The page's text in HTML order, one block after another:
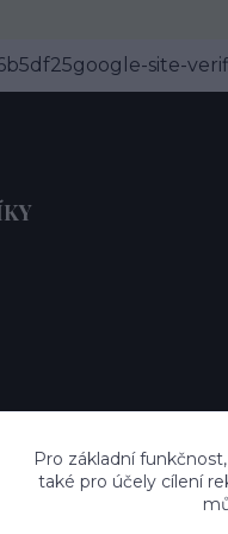
site-
Pro základní
také pro účely cílení